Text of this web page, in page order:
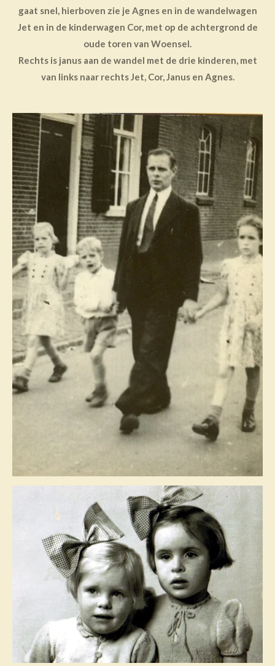
gaat snel, hierboven zie je Agnes en in de wandelwagen
Jet en in de kinderwagen Cor, met op de achtergrond de
oude toren van Woensel.
Rechts is janus aan de wandel met de drie kinderen, met
van links naar rechts Jet, Cor, Janus en Agnes.